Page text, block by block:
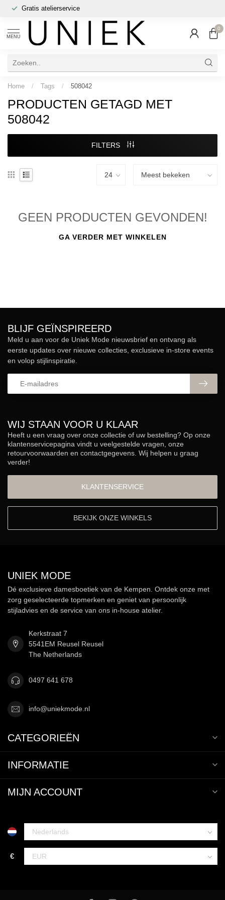
Gratis atelierservice
MENU
0
Home / Tags / 508042
PRODUCTEN GETAGD MET
508042
FILTERS
GEEN PRODUCTEN GEVONDEN!
GA VERDER MET WINKELEN
WIJ STAAN VOOR U KLAAR
Heeft u een vraag over onze collectie of uw bestelling? Op onze
klantenservicepagina vindt u veelgestelde vragen, onze
retourvoorwaarden en contactgegevens. Wij helpen u graag
verder!
KLANTENSERVICE
BEKIJK ONZE WINKELS
BLIJF GEÏNSPIREERD
Meld u aan voor de Uniek Mode nieuwsbrief en ontvang als
eerste updates over nieuwe collecties, exclusieve in-store events
en volop stijlinspiratie.
UNIEK MODE
Dé exclusieve damesboetiek van de Kempen. Ontdek onze met
zorg geselecteerde topmerken en geniet van persoonlijk
stijladvies en de service van ons in-house atelier.
Kerkstraat 7
5541EM Reusel Reusel
The Netherlands
0497 641 678
info@uniekmode.nl
CATEGORIEËN
INFORMATIE
MIJN ACCOUNT
€